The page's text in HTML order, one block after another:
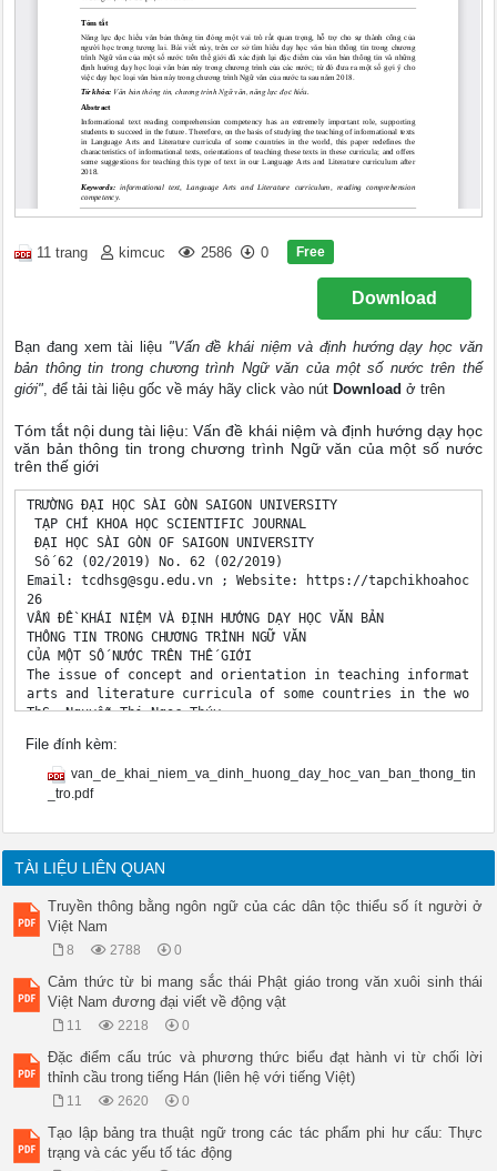
11 trang kimcuc 2586 0 Free
Download
Bạn đang xem tài liệu "Vấn đề khái niệm và định hướng dạy học văn
bản thông tin trong chương trình Ngữ văn của một số nước trên thế
giới", để tải tài liệu gốc về máy hãy click vào nút Download ở trên
Tóm tắt nội dung tài liệu: Vấn đề khái niệm và định hướng dạy học
văn bản thông tin trong chương trình Ngữ văn của một số nước
trên thế giới
TRƯỜNG ĐẠI HỌC SÀI GÒN SAIGON UNIVERSITY
TẠP CHÍ KHOA HỌC SCIENTIFIC JOURNAL
ĐẠI HỌC SÀI GÒN OF SAIGON UNIVERSITY
Số 62 (02/2019) No. 62 (02/2019)
Email: tcdhsg@sgu.edu.vn ; Website: https://
26
VẤN ĐỀ KHÁI NIỆM VÀ ĐỊNH HƯỚNG DẠY HỌC VĂN BẢN
THÔNG TIN TRONG CHƯƠNG TRÌNH NGỮ VĂN
CỦA MỘT SỐ NƯỚC TRÊN THẾ GIỚI
The issue of concept and orientation in teaching
arts and literature curricula of some countries in the
ThS. Nguyễn Thị Ngọc Thúy
Tóm tắt
Năng lực đọc hiểu văn bản thông tin đóng một vai trò rất
người học trong tương lai. Bài viết này, trên cơ sở tìm hiểu
Từ khóa: Văn bản thông tin, chương trình Ngữ văn, năng lực
Abstract
Informational text reading comprehension competency has
students to succeed in the future. Therefore, on the
in Language Arts and Literature curricula of some
characteristics of informational texts, orientations of
some suggestions for teaching this type of text in our
2018.
Keywords: informational text, Language Arts and Literature
competency.
1. Đặt vấn đề
Trong bối cảnh xã hội bùng nổ thông
tin như hiện nay, năng lực tiếp cận và làm
chủ thông tin đóng vai trò rất quan trọng,
quyết định sự thành công của mỗi cá nhân
trong công việc và cuộc sống. Vì vậy,
trong chương trình dạy học Ngữ văn của
File đính kèm:
van_de_khai_niem_va_dinh_huong_day_hoc_van_ban_thong_tin
_tro.pdf
TÀI LIỆU LIÊN QUAN
Truyền thông bằng ngôn ngữ của các dân tộc thiểu số ít người ở
Việt Nam
8 2788 0
Cảm thức từ bi mang sắc thái Phật giáo trong văn xuôi sinh thái
Việt Nam đương đại viết về động vật
11 2218 0
Đặc điểm cấu trúc và phương thức biểu đạt hành vi từ chối lời
thỉnh cầu trong tiếng Hán (liên hệ với tiếng Việt)
11 2620 0
Tạo lập bảng tra thuật ngữ trong các tác phẩm phi hư cấu: Thực
trạng và các yếu tố tác động